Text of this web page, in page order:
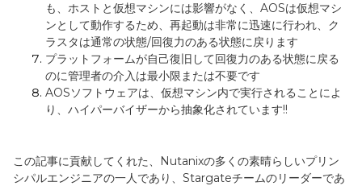
も、ホストと仮想マシンには影響がなく、 AOSは仮想マシ
ンとして動作するため、再起動は非常に迅速に行われ、ク
ラスタは通常の状態/回復力のある状態に戻ります
プラットフォームが自己復旧して回復力のある状態に戻る
のに管理者の介入は最小限または不要です
AOSソフトウェアは、仮想マシン内で実行されることによ
り、ハイパーバイザーから抽象化されています!!
この記事に貢献してくれた、 Nutanixの多くの素晴らしいプリン
シパルエンジニアの一人であり、 Stargateチームのリーダーであ